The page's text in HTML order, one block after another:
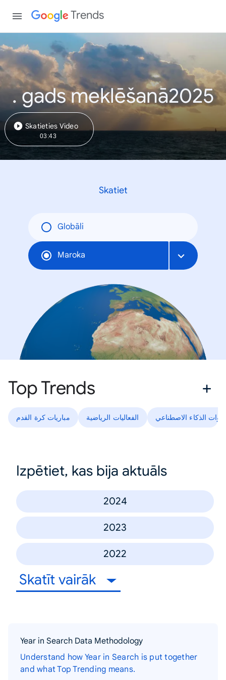
Trends
. gads meklēšanā2025
Skatieties Video
03:43
Skatiet
Globāli
Maroka
Top Trends
مباريات كرة القدم الفعاليات الرياضية أدوات الذكاء الاصطناعي
Izpētiet, kas bija aktuāls
2024
2023
2022
Skatīt vairāk
Year in Search Data Methodology
Understand how Year in Search is put together
and what Top Trending means.